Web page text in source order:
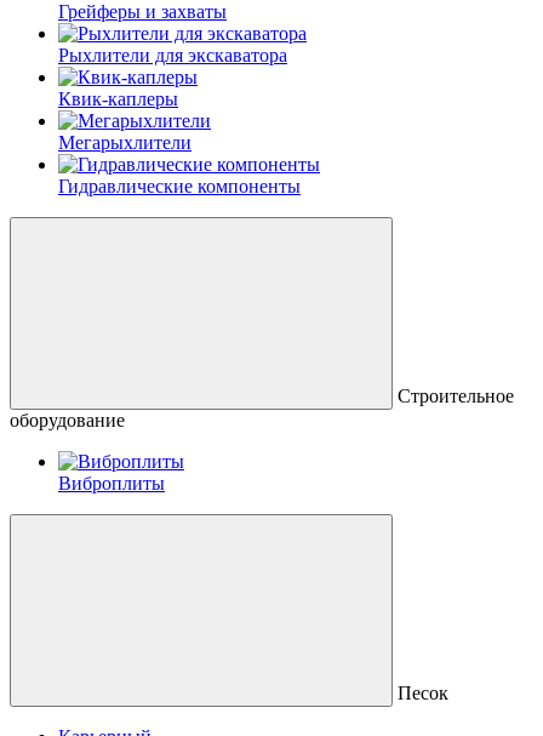
Грейферы и захваты
Рыхлители для экскаватора
Квик-каплеры
Мегарыхлители
Гидравлические компоненты
Строительное
оборудование
Виброплиты
Песок